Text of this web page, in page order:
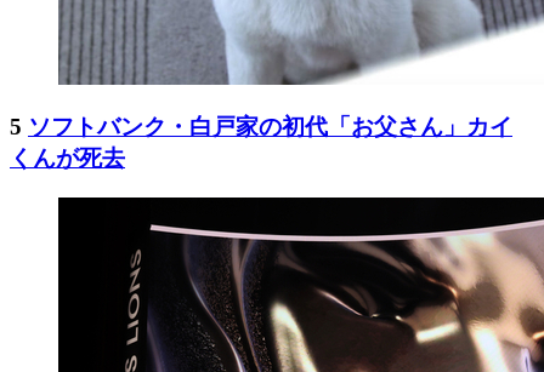
5 ソフトバンク・白戸家の初代「お父さん」カイ
くんが死去